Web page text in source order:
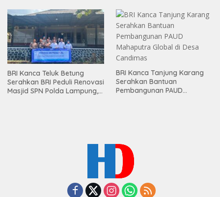
Mesuji
BRI Kanca Teluk Betung
Serahkan BRI Peduli Renovasi
Masjid SPN Polda Lampung,
BRI Kanca Tanjung Karang
Serahkan Bantuan
Pembangunan PAUD